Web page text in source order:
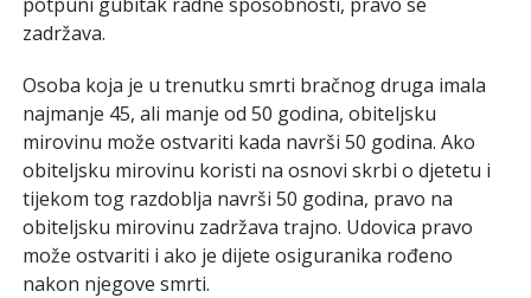
zadržava.
Osoba koja je u trenutku smrti bračnog druga imala
najmanje 45, ali manje od 50 godina, obiteljsku
mirovinu može ostvariti kada navrši 50 godina. Ako
obiteljsku mirovinu koristi na osnovi skrbi o djetetu i
tijekom tog razdoblja navrši 50 godina, pravo na
obiteljsku mirovinu zadržava trajno. Udovica pravo
može ostvariti i ako je dijete osiguranika rođeno
nakon njegove smrti.